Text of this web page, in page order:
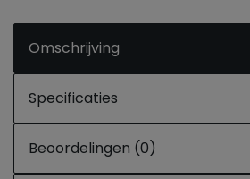
Omschrijving
Specificaties
Beoordelingen (0)